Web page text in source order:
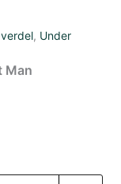
, Under
Man